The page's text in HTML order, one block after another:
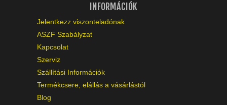
INFORMÁCIÓK
Jelentkezz viszonteladónak
ASZF Szabályzat
Kapcsolat
Szerviz
Szállítási Információk
Termékcsere, elállás a vásárlástól
Blog